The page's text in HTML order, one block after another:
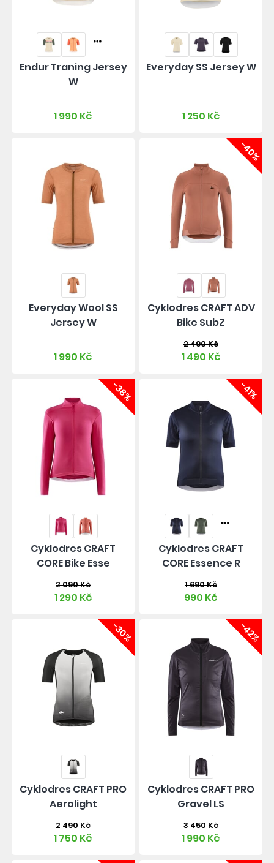
Endur Traning Jersey
W
1 990 Kč
Everyday SS Jersey W
1 250 Kč
Everyday Wool SS
Jersey W
1 990 Kč
-40%
Cyklodres CRAFT ADV
Bike SubZ
2 490 Kč
1 490 Kč
-38%
Cyklodres CRAFT
CORE Bike Esse
2 090 Kč
1 290 Kč
-41%
Cyklodres CRAFT
CORE Essence R
1 690 Kč
990 Kč
-30%
Cyklodres CRAFT PRO
Aerolight
2 490 Kč
1 750 Kč
-42%
Cyklodres CRAFT PRO
Gravel LS
3 450 Kč
1 990 Kč